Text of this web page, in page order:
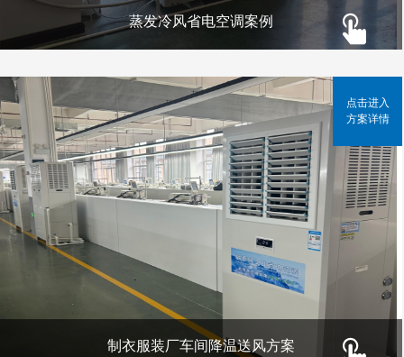
蒸发冷风省电空调案例
制衣服装厂车间降温送风方案
点击进入
方案详情